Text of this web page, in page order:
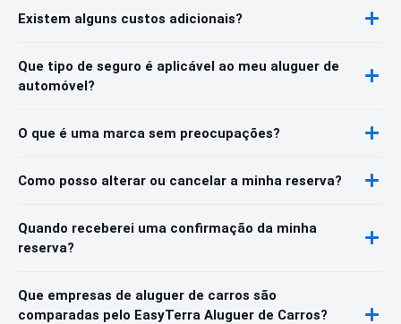
Existem alguns custos adicionais?
Que tipo de seguro é aplicável ao meu aluguer de
automóvel?
O que é uma marca sem preocupações?
Como posso alterar ou cancelar a minha reserva?
Quando receberei uma confirmação da minha
reserva?
Que empresas de aluguer de carros são
comparadas pelo EasyTerra Aluguer de Carros?